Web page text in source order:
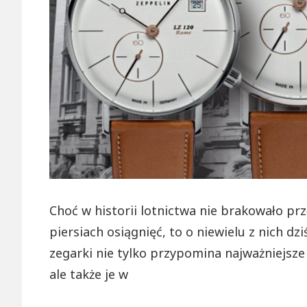
Choć w historii lotnictwa nie brakowało
piersiach osiągnięć, to o niewielu z nich
zegarki nie tylko przypomina
ale także je w